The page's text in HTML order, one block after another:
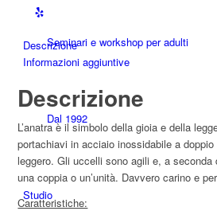
Seminari e workshop per adulti
Dal 1992
Studio
Descrizione
Informazioni aggiuntive
Descrizione
L’anatra è il simbolo della gioia e della
portachiavi in ​​acciaio inossidabile a
leggero. Gli uccelli sono agili e, a
una coppia o un’unità. Davvero carino e
Caratteristiche: